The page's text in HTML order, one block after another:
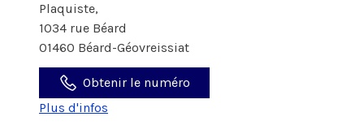
Plaquiste,
1034 rue Béard
01460 Béard-Géovreissiat
Obtenir le numéro
Plus d'infos